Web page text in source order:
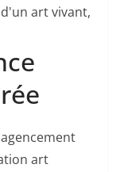
art vivant,
art